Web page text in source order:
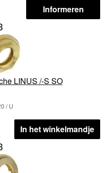
Informeren
LINUS /-S SO
/ U
In het winkelmandje